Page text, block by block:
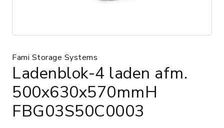
Fami Storage Systems
Ladenblok-4 laden afm.
500x630x570mmH
FBG03S50C0003